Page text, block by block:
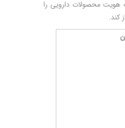
هویت محصولات دارویی را
کند.